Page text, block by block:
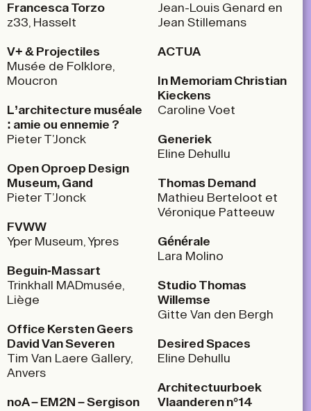
Francesca Torzo
z33, Hasselt
V+ & Projectiles
Musée de Folklore,
Moucron
L’architecture muséale
: amie ou ennemie ?
Pieter T’Jonck
Open Oproep Design
Museum, Gand
Pieter T’Jonck
FVWW
Yper Museum, Ypres
Beguin-Massart
Trinkhall MADmusée,
Liège
Office Kersten Geers
David Van Severen
Tim Van Laere Gallery,
Anvers
noA – EM2N – Sergison
Jean-Louis Genard en
Jean Stillemans
ACTUA
In Memoriam Christian
Kieckens
Caroline Voet
Generiek
Eline Dehullu
Thomas Demand
Mathieu Berteloot et
Véronique Patteeuw
Générale
Lara Molino
Studio Thomas
Willemse
Gitte Van den Bergh
Desired Spaces
Eline Dehullu
Architectuurboek
Vlaanderen n°14